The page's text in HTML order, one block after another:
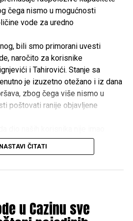
čega nismo u mogućnosti
vode za uredno
bili smo primorani uvesti
naročito za korisnike
i Tahirovići. Stanje sa
je izuzetno otežano i iz dana
zbog čega više nismo u
poštovati ranije objavljene
već nekoliko dana. Ulažemo
bismo svim korisnicima osigurali
svim korisnicima da vodu
i racionalno. U ovim
neophodno je obustaviti svaku
NASTAVI ČITATI
u Cazinu sve